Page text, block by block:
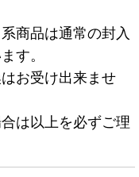
商品は通常の封入
す。
お受け出来ませ
は以上を必ずご理